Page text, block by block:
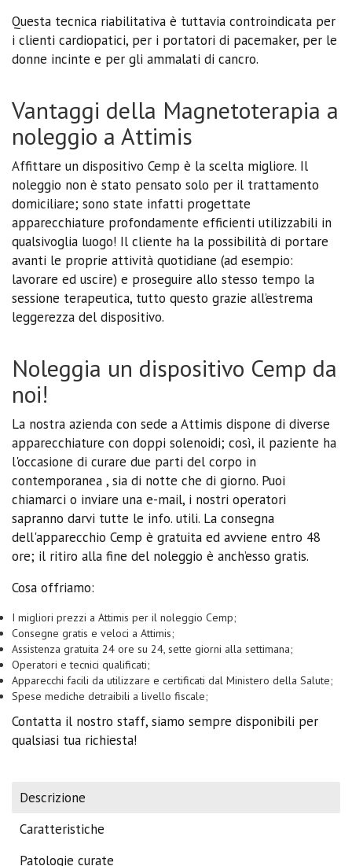
Questa tecnica riabilitativa è tuttavia controindicata per
i clienti cardiopatici, per i portatori di pacemaker, per le
donne incinte e per gli ammalati di cancro.
Vantaggi della Magnetoterapia a
noleggio a Attimis
Affittare un dispositivo Cemp è la scelta migliore. Il
noleggio non è stato pensato solo per il trattamento
domiciliare; sono state infatti progettate
apparecchiature profondamente efficienti utilizzabili in
qualsivoglia luogo! Il cliente ha la possibilità di portare
avanti le proprie attività quotidiane (ad esempio:
lavorare ed uscire) e proseguire allo stesso tempo la
sessione terapeutica, tutto questo grazie all’estrema
leggerezza del dispositivo.
Noleggia un dispositivo Cemp da
noi!
La nostra azienda con sede a Attimis dispone di diverse
apparecchiature con doppi solenoidi; così, il paziente ha
l'occasione di curare due parti del corpo in
contemporanea , sia di notte che di giorno. Puoi
chiamarci o inviare una e-mail, i nostri operatori
sapranno darvi tutte le info. utili. La consegna
dell'apparecchio Cemp è gratuita ed avviene entro 48
ore; il ritiro alla fine del noleggio è anch’esso gratis.
Cosa offriamo:
I migliori prezzi a Attimis per il noleggio Cemp;
Consegne gratis e veloci a Attimis;
Assistenza gratuita 24 ore su 24, sette giorni alla settimana;
Operatori e tecnici qualificati;
Apparecchi facili da utilizzare e certificati dal Ministero della Salute;
Spese mediche detraibili a livello fiscale;
Contatta il nostro staff, siamo sempre disponibili per
qualsiasi tua richiesta!
Descrizione
Caratteristiche
Patologie curate